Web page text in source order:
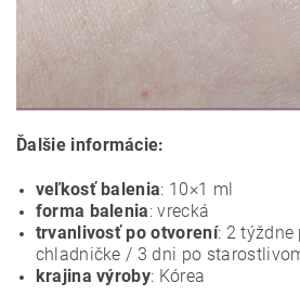
Ďalšie informácie:
veľkosť balenia: 10×1 ml
forma balenia: vrecká
trvanlivosť po otvorení: 2
chladničke / 3 dni po
krajina výroby: Kórea